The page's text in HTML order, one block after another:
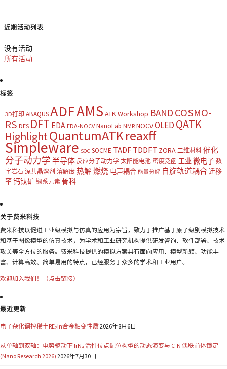
近期活动列表
没有活动
所有活动
标签
3D打印 ABAQUSADFAMS ATK Workshop BAND COSMO-
RS DES DFT EDA EDA-NOCV NanoLab NMR NOCVOLED QATK
HighlightQuantumATKreaxff
Simpleware SOC SOCME TADF TDDFT ZORA 二维材料 催化
分子动力学 半导体 反应分子动力学 太阳能电池 密度泛函 工业 微电子 数
字岩石 深共晶溶剂 溶解度 热解燃烧 电声耦合 能量分解 自旋轨道耦合迁移
率钙钛矿 镧系元素 骨科
关于费米科技
费米科技以促进工业级模拟与仿真的应用为宗旨，致力于推广基于原子级别模拟技术
和基于图像模型的仿真技术，为学术和工业研究机构提供研发咨询、软件部署、技术
攻关等全方位的服务。费米科技提供的模拟方案具有面向应用、模型新颖、功能丰
富、计算高效、简单易用的特点，已经服务于众多的学术和工业用户。
欢迎加入我们！（点击链接）
最近更新
电子杂化调控稀土RE₂In合金相变性质2026年8月6日
从单轴到双轴：电势驱动下 IrN₄ 活性位点配位构型的动态演变与 C-N 偶联前体锁定
(Nano Research 2026) 2026年7月30日